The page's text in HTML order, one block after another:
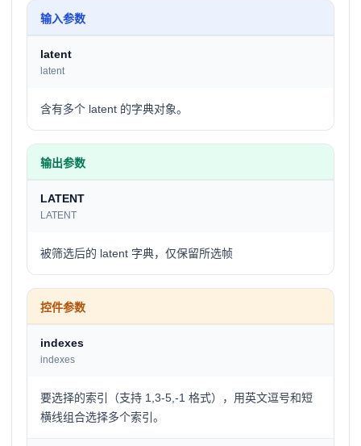
输入参数
latent
latent
含有多个 latent 的字典对象。
输出参数
LATENT
LATENT
被筛选后的 latent 字典，仅保留所选帧
控件参数
indexes
indexes
要选择的索引（支持 1,3-5,-1 格式），用英文逗号和短
横线组合选择多个索引。